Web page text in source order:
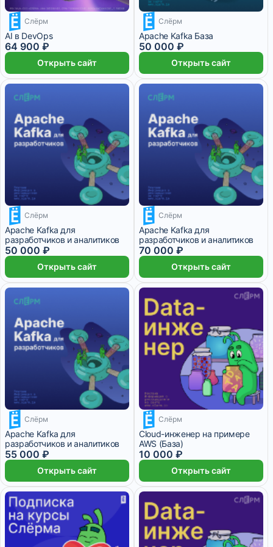
16 225 ₽/мес
Слёрм
AI в DevOps
64 900 ₽
Открыть сайт
12 500 ₽/мес
Слёрм
Apache Kafka База
50 000 ₽
Открыть сайт
12 500 ₽/мес
Слёрм
Apache Kafka для
разработчиков и аналитиков
50 000 ₽
Открыть сайт
17 500 ₽/мес
Слёрм
Apache Kafka для
разработчиков и аналитиков
70 000 ₽
Открыть сайт
13 750 ₽/мес
Слёрм
Apache Kafka для
разработчиков и аналитиков
55 000 ₽
Открыть сайт
Слёрм
Cloud-инженер на примере
AWS (База)
10 000 ₽
Открыть сайт